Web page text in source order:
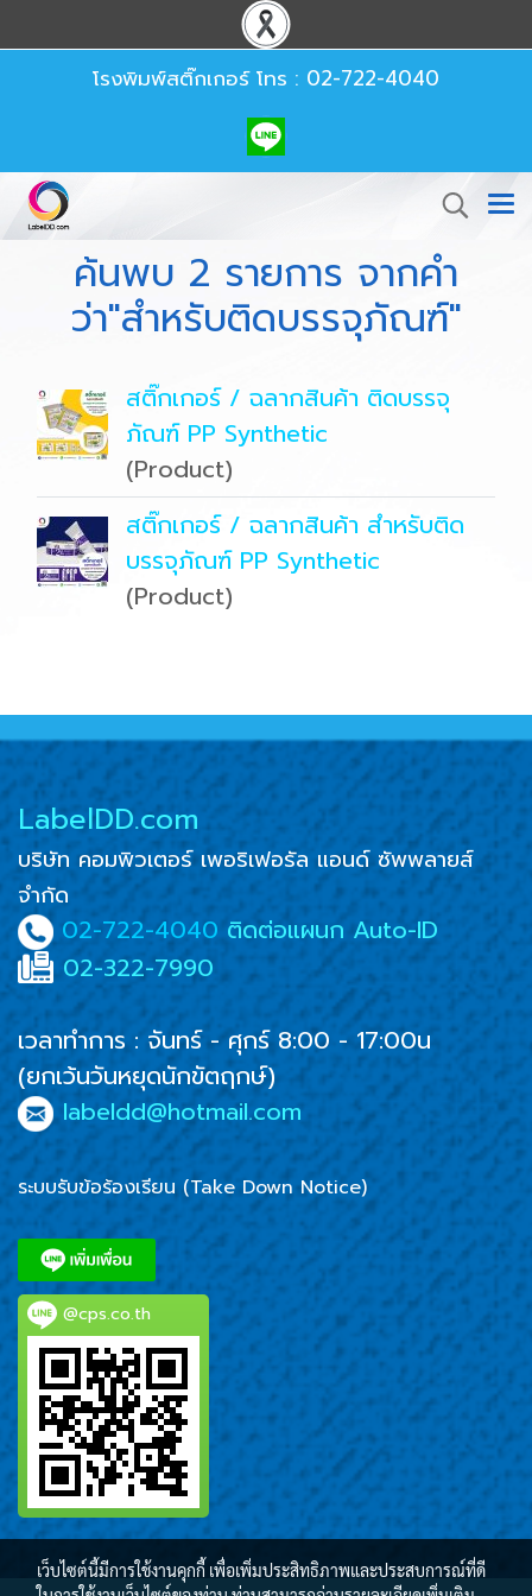
โรงพิมพ์สติ๊กเกอร์โทร : 02-722-4040
ค้นพบ 2 รายการ จากคำ
ว่า"สำหรับติดบรรจุภัณฑ์"
สติ๊กเกอร์ / ฉลากสินค้า ติดบรรจุ
ภัณฑ์ PP Synthetic
(Product)
สติ๊กเกอร์ / ฉลากสินค้า สำหรับติด
บรรจุภัณฑ์ PP Synthetic
(Product)
LabelDD.com
บริษัท คอมพิวเตอร์ เพอริเฟอรัล แอนด์ ซัพพลายส์
จำกัด
02-722-4040ติดต่อแผนก Auto-ID
02-322-7990
เวลาทำการ : จันทร์ - ศุกร์ 8:00 - 17:00น
(ยกเว้นวันหยุดนักขัตฤกษ์)
labeldd@hotmail.com
ระบบรับข้อร้องเรียน (Take Down Notice)
@cps.co.th
เว็บไซต์นี้มีการใช้งานคุกกี้ เพื่อเพิ่มประสิทธิภาพและประสบการณ์ที่ดี